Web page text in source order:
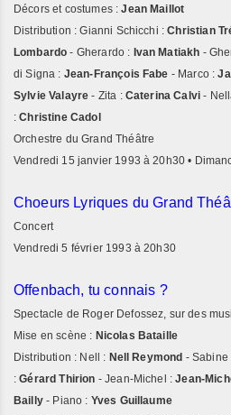
Décors et costumes :Jean Maillot
Distribution : Gianni Schicchi :Christian
Lombardo - Gherardo : Ivan Matiakh -
di Signa : Jean-François Fabe - Marco :
Sylvie Valayre - Zita : Caterina Calvi -
:Christine Cadol
Orchestre du Grand Théâtre
Vendredi 15 janvier 1993 à 20h30 •
Choeurs Lyriques du Grand
Concert
Vendredi 5 février 1993 à 20h30
Offenbach, tu connais ?
Spectacle de Roger Defossez, sur des
Mise en scène : Nicolas Bataille
Distribution : Nell : Nell Reymond -
:Gérard Thirion - Jean-Michel :Jean-
Bailly- Piano : Yves Guillaume